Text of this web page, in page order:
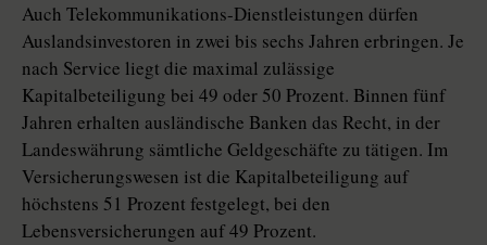
Auch Telekommunikations-Dienstleistungen dürfen
Auslandsinvestoren in zwei bis sechs Jahren erbringen. Je
nach Service liegt die maximal zulässige
Kapitalbeteiligung bei 49 oder 50 Prozent. Binnen fünf
Jahren erhalten ausländische Banken das Recht, in der
Landeswährung sämtliche Geldgeschäfte zu tätigen. Im
Versicherungswesen ist die Kapitalbeteiligung auf
höchstens 51 Prozent festgelegt, bei den
Lebensversicherungen auf 49 Prozent.